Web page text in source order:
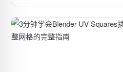
电子学的大门口。这门学科&…